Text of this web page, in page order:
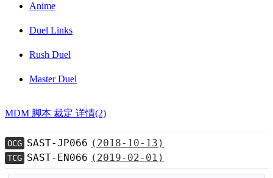
Anime
Duel Links
Rush Duel
Master Duel
MDM 脚本 裁定 详情(2)
OCG SAST-JP066(2018-10-13)
TCG SAST-EN066(2019-02-01)